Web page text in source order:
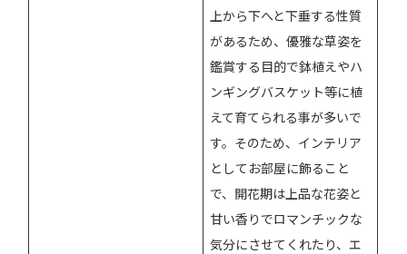
上から下へと下垂する性質
があるため、優雅な草姿を
鑑賞する目的で鉢植えやハ
ンギングバスケット等に植
えて育てられる事が多いで
す。そのため、インテリア
としてお部屋に飾ること
で、開花期は上品な花姿と
甘い香りでロマンチックな
気分にさせてくれたり、エ